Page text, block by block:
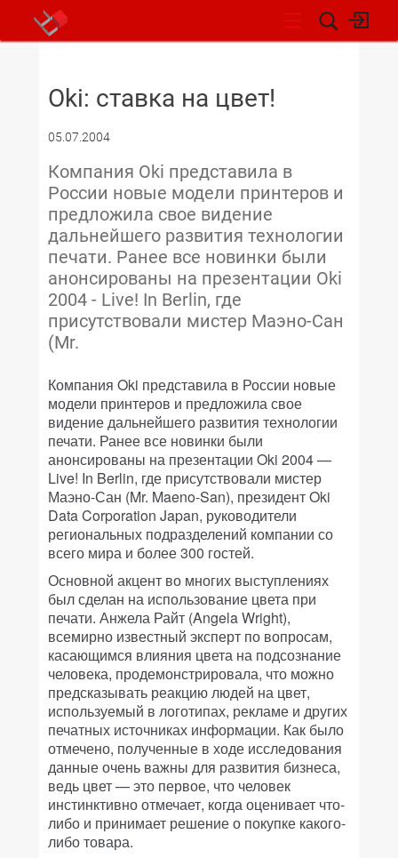
Oki: ставка на цвет!
05.07.2004
Компания Oki представила в
России новые модели принтеров и
предложила свое видение
дальнейшего развития технологии
печати. Ранее все новинки были
анонсированы на презентации Oki
2004 - Live! In Berlin, где
присутствовали мистер Маэно-Сан
(Mr.
Компания Oki представила в России новые
модели принтеров и предложила свое
видение дальнейшего развития технологии
печати. Ранее все новинки были
анонсированы на презентации Oki 2004 —
Live! In Berlin, где присутствовали мистер
Маэно-Сан (Mr. Maeno-San), президент Oki
Data Corporation Japan, руководители
региональных подразделений компании со
всего мира и более 300 гостей.
Основной акцент во многих выступлениях
был сделан на использование цвета при
печати. Анжела Райт (Angela Wright),
всемирно известный эксперт по вопросам,
касающимся влияния цвета на подсознание
человека, продемонстрировала, что можно
предсказывать реакцию людей на цвет,
используемый в логотипах, рекламе и других
печатных источниках информации. Как было
отмечено, полученные в ходе исследования
данные очень важны для развития бизнеса,
ведь цвет — это первое, что человек
инстинктивно отмечает, когда оценивает что-
либо и принимает решение о покупке какого-
либо товара.